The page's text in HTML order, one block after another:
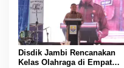
Disdik Jambi Rencanakan
Kelas Olahraga di Empat